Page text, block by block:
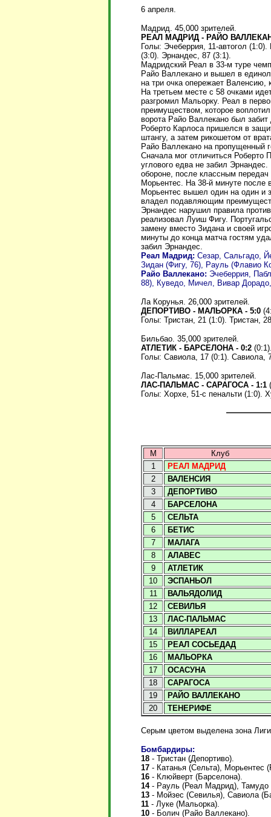
6 апреля.
Мадрид. 45,000 зрителей.
РЕАЛ МАДРИД - РАЙО
Голы: Эчеберрия, 11-автогол
(3:0). Эрнандес, 87 (3:1).
Мадридский Реал в 33-м туре
Райо Валлекано и вышел в
на три очка опережает Валенсию,
На третьем месте с 58 очками
разгромил Мальорку. Реал в
преимуществом, которое
ворота Райо Валлекано был
Роберто Карлоса пришелся в
штангу, а затем рикошетом от
Райо Валлекано на пропущенный
Сначала мог отличиться Роберто
углового едва не забил
обороне, после классным
Морьентес. На 38-й минуте после
Морьентес вышел один на один и
владел подавляющим
Эрнандес нарушил правила
реализовал Луиш Фигу.
замену вместо Зидана и своей
минуты до конца матча гостям
забил Эрнандес.
Реал Мадрид: Сезар, Сальгадо,
Зидан (Фигу, 76), Рауль (Флавио
Райо Валлекано: Эчеберрия,
88), Куведо, Мичел, Вивар
Ла Корунья. 26,000 зрителей.
ДЕПОРТИВО - МАЛЬОРКА - 5:0
Голы: Тристан, 21 (1:0). Тристан,
Бильбао. 35,000 зрителей.
АТЛЕТИК - БАРСЕЛОНА - 0:2
Голы: Савиола, 17 (0:1). Савиола,
Лас-Пальмас. 15,000 зрителей.
ЛАС-ПАЛЬМАС - САРАГОСА - 1:1
Голы: Хорхе, 51-с пенальти (1:0).
М
Клуб
1
РЕАЛ МАДРИД
2
ВАЛЕНСИЯ
3
ДЕПОРТИВО
4
БАРСЕЛОНА
5
СЕЛЬТА
6
БЕТИС
7
МАЛАГА
8
АЛАВЕС
9
АТЛЕТИК
10
ЭСПАНЬОЛ
11
ВАЛЬЯДОЛИД
12
СЕВИЛЬЯ
13
ЛАС-ПАЛЬМАС
14
ВИЛЛАРЕАЛ
15
РЕАЛ СОСЬЕДАД
16
МАЛЬОРКА
17
ОСАСУНА
18
САРАГОСА
19
РАЙО ВАЛЛЕКАНО
20
ТЕНЕРИФЕ
Серым цветом выделена зона
Бомбардиры:
18 - Тристан (Депортиво).
17 - Катанья (Сельта), Морьентес
16 - Клюйверт (Барселона).
14 - Рауль (Реал Мадрид),
13 - Мойзес (Севилья), Савиола
11 - Луке (Мальорка).
10 - Болич (Райо Валлекано).